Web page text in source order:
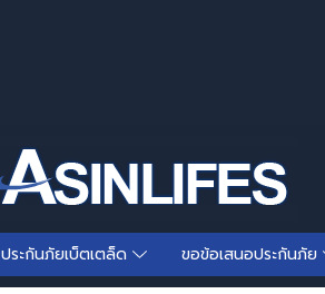
ประกันภัยเบ็ตเตล็ด ขอข้อเสนอประกันภัย